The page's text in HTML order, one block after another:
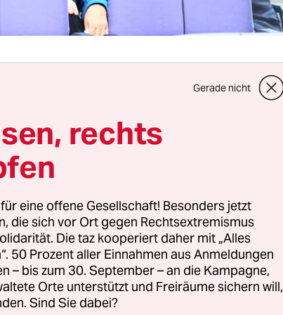
in dem wir, die
erfahren. Ist es ein
Euro Hawk,
wird? Streng
Umgang mit
ist der bei
abstürzten, U-
nicht fuhren, Jets, die
Gerade nicht
rechts
eine offene Gesellschaft! Besonders jetzt
die sich vor Ort gegen Rechtsextremismus
Die taz kooperiert daher mit „Alles
50 Prozent aller Einnahmen aus Anmeldungen
– bis zum 30. September – an die Kampagne,
Orte unterstützt und Freiräume sichern will,
Sind Sie dabei?